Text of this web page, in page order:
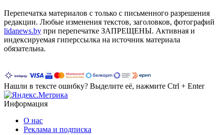
Перепечатка материалов c только с письменного разрешения
редакции. Любые изменения текстов, заголовков, фотографий
lidanews.by при перепечатке ЗАПРЕЩЕНЫ. Активная и
индексируемая гиперссылка на источник материала
обязательна.
Нашли в тексте ошибку? Выделите её, нажмите Ctrl + Enter
Информация
О нас
Реклама и подписка